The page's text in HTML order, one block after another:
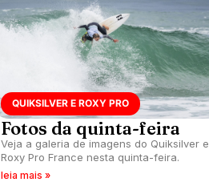
QUIKSILVER E ROXY PRO
Fotos da quinta-feira
Veja a galeria de imagens do Quiksilver e
Roxy Pro France nesta quinta-feira.
leia mais »